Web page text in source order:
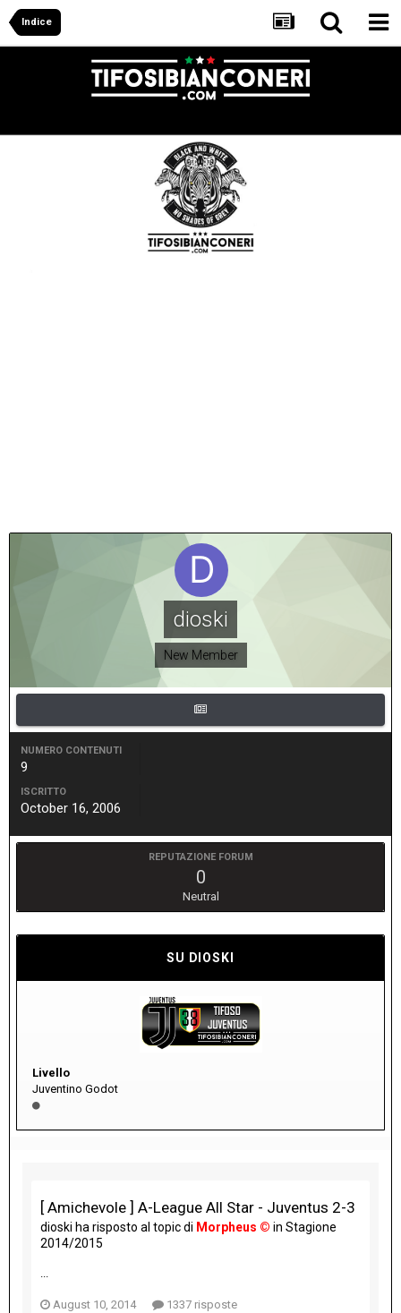
Indice
dioski
New Member
NUMERO CONTENUTI
9
ISCRITTO
October 16, 2006
REPUTAZIONE FORUM
0
Neutral
SU DIOSKI
Livello
Juventino Godot
[ Amichevole ] A-League All Star - Juventus 2-3
dioski ha risposto al topic di Morpheus © in Stagione
2014/2015
...
August 10, 2014 1337 risposte